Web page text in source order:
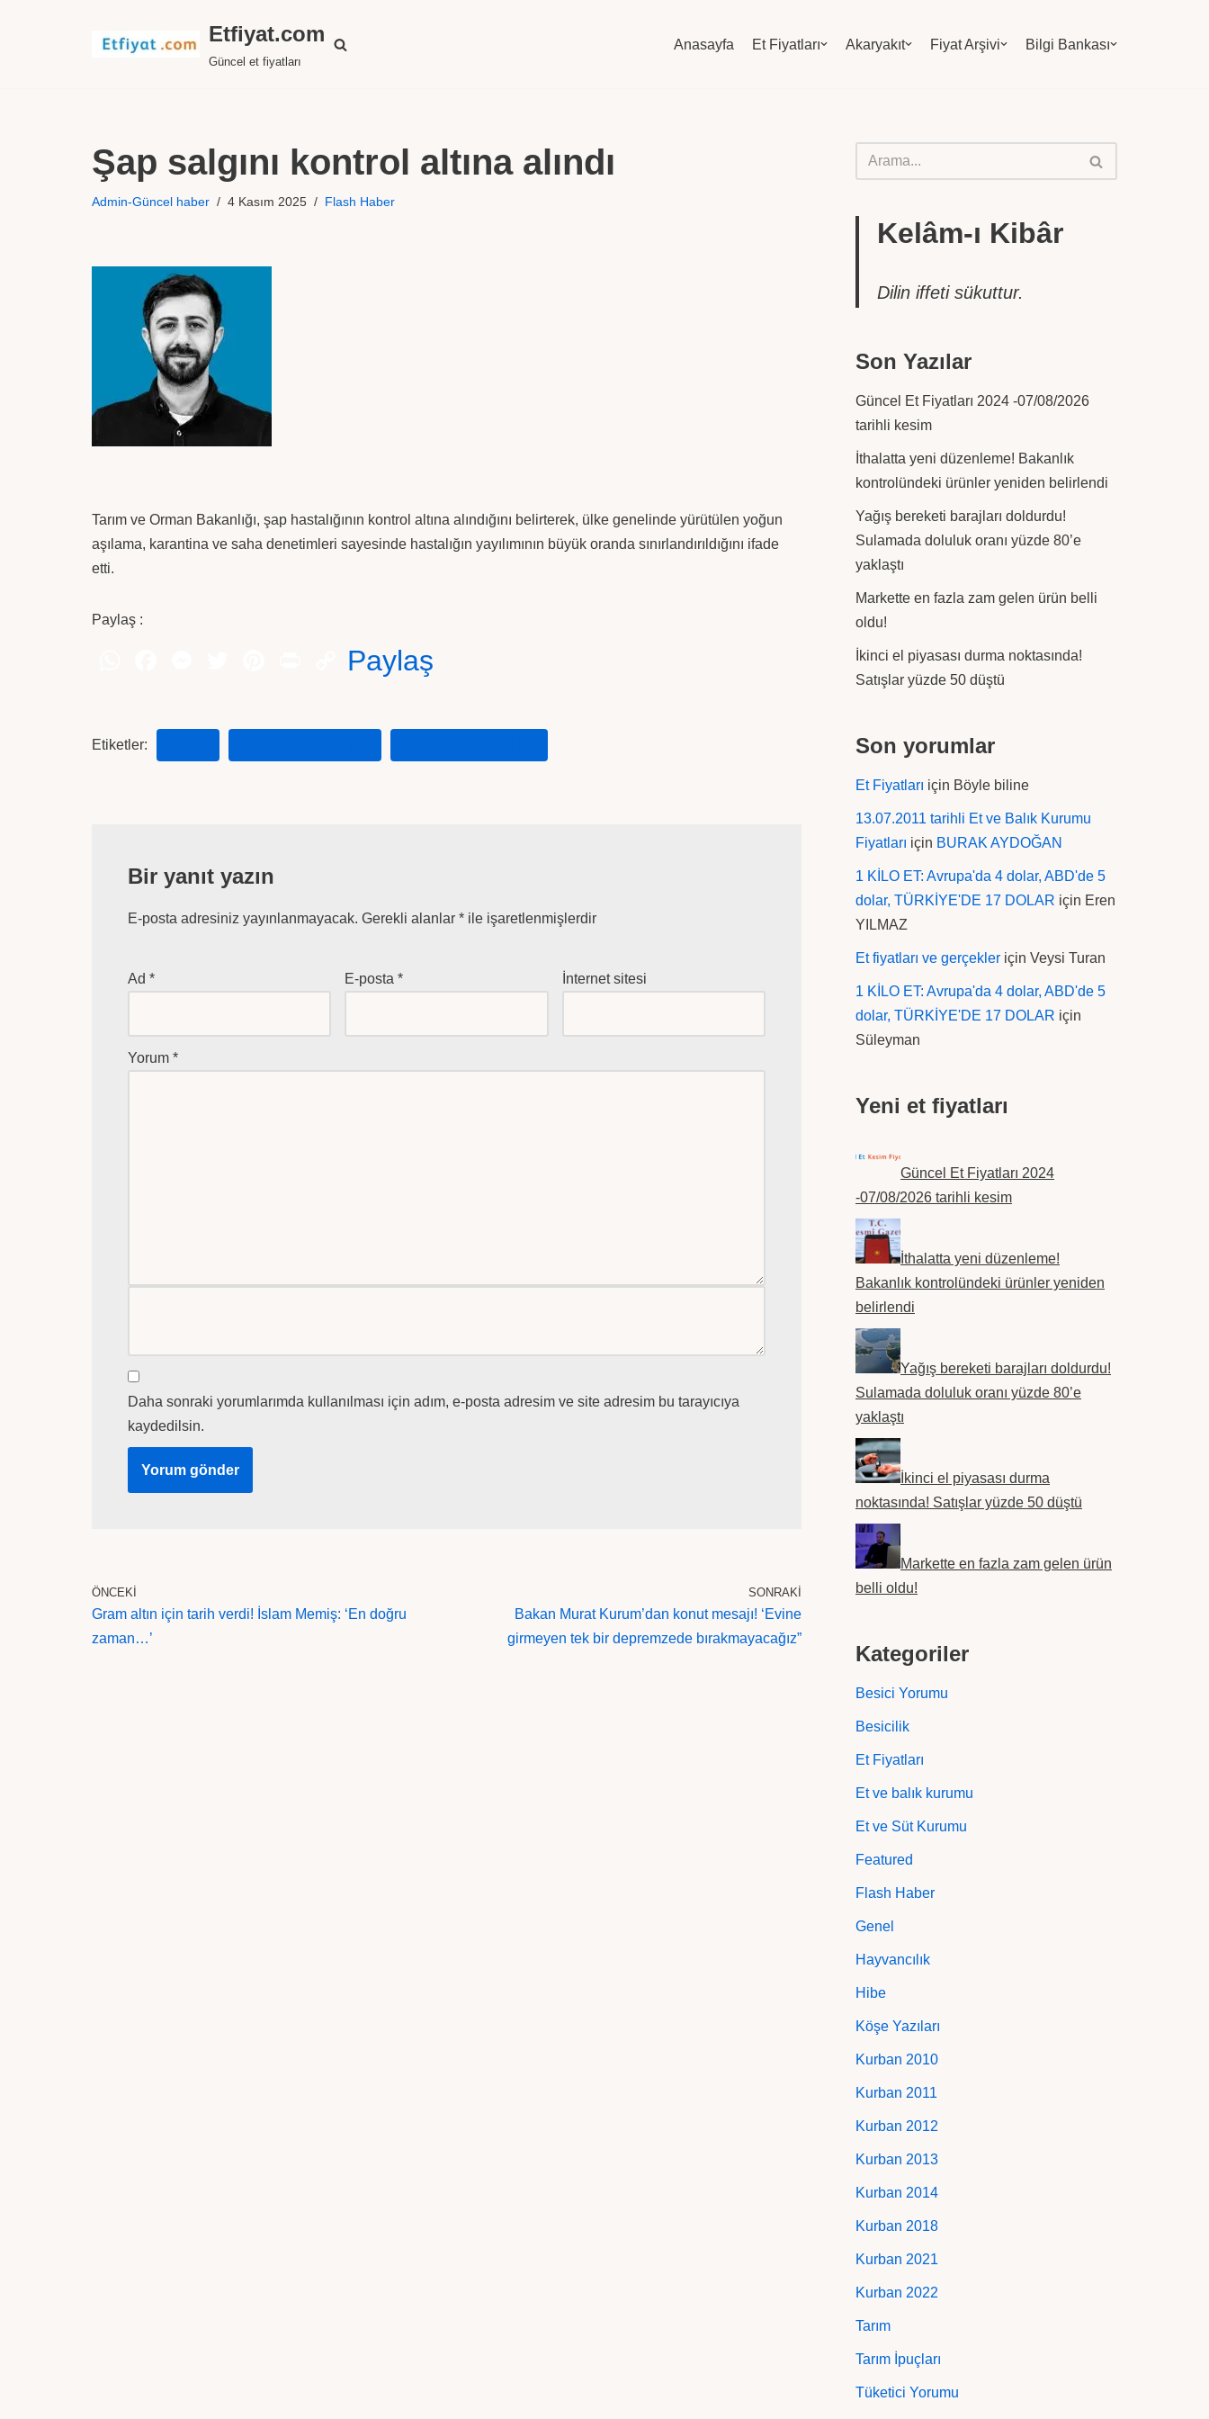
Etfiyat.com
Güncel et fiyatları
Anasayfa Et Fiyatları Akaryakıt Fiyat Arşivi Bilgi Bankası
Şap salgını kontrol altına alındı
Admin-Güncel haber 4 Kasım 2025 Flash Haber
Tarım ve Orman Bakanlığı, şap hastalığının kontrol altına alındığını belirterek, ülke genelinde yürütülen yoğun
aşılama, karantina ve saha denetimleri sayesinde hastalığın yayılımının büyük oranda sınırlandırıldığını ifade
etti.
Paylaş :
Paylaş
Etiketler:
Bir yanıt yazın
E-posta adresiniz yayınlanmayacak. Gerekli alanlar * ile işaretlenmişlerdir
Ad * E-posta* İnternet sitesi
Yorum *
Daha sonraki yorumlarımda kullanılması için adım, e-posta adresim ve site adresim bu tarayıcıya
kaydedilsin.
ÖNCEKI
Gram altın için tarih verdi! İslam Memiş: ‘En doğru
zaman…’
SONRAKI
Bakan Murat Kurum’dan konut mesajı! ‘Evine
girmeyen tek bir depremzede bırakmayacağız”
Kelâm-ı Kibâr
Dilin iffeti sükuttur.
Son Yazılar
Güncel Et Fiyatları 2024 -07/08/2026
tarihli kesim
İthalatta yeni düzenleme! Bakanlık
kontrolündeki ürünler yeniden belirlendi
Yağış bereketi barajları doldurdu!
Sulamada doluluk oranı yüzde 80’e
yaklaştı
Markette en fazla zam gelen ürün belli
oldu!
İkinci el piyasası durma noktasında!
Satışlar yüzde 50 düştü
Son yorumlar
Et Fiyatları için Böyle biline
13.07.2011 tarihli Et ve Balık Kurumu
Fiyatları için BURAK AYDOĞAN
1 KİLO ET: Avrupa'da 4 dolar, ABD'de 5
dolar, TÜRKİYE'DE 17 DOLAR için Eren
YILMAZ
Et fiyatları ve gerçekler için Veysi Turan
1 KİLO ET: Avrupa'da 4 dolar, ABD'de 5
dolar, TÜRKİYE'DE 17 DOLAR için
Süleyman
Yeni et fiyatları
Güncel Et Fiyatları 2024
-07/08/2026 tarihli kesim
İthalatta yeni düzenleme!
Bakanlık kontrolündeki ürünler yeniden
belirlendi
Yağış bereketi barajları doldurdu!
Sulamada doluluk oranı yüzde 80’e
yaklaştı
İkinci el piyasası durma
noktasında! Satışlar yüzde 50 düştü
Markette en fazla zam gelen ürün
belli oldu!
Kategoriler
Besici Yorumu
Besicilik
Et Fiyatları
Et ve balık kurumu
Et ve Süt Kurumu
Featured
Flash Haber
Genel
Hayvancılık
Hibe
Köşe Yazıları
Kurban 2010
Kurban 2011
Kurban 2012
Kurban 2013
Kurban 2014
Kurban 2018
Kurban 2021
Kurban 2022
Tarım
Tarım İpuçları
Tüketici Yorumu